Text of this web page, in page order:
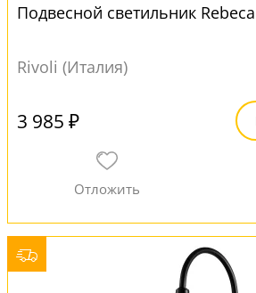
Подвесной светильник
Rivoli (Италия)
3 985 ₽